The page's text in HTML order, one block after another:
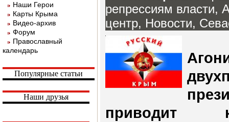
Наши Герои
Карты Крыма
Видео-архив
Форум
Православный
календарь
Популярные статьи
Наши друзья
репрессиям власти,
центр, Новости,
приводит к